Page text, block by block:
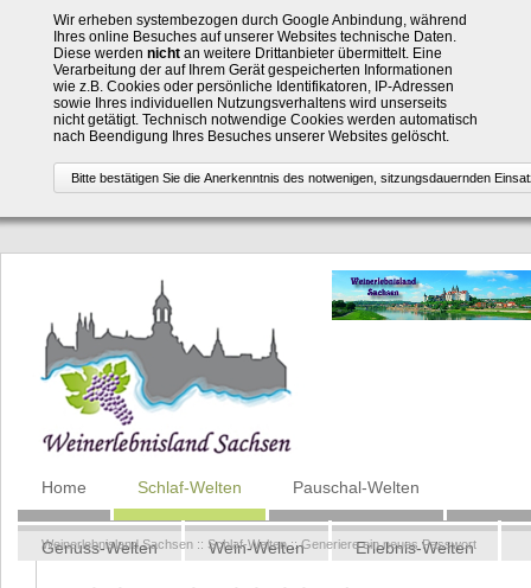
Wir erheben systembezogen durch Google Anbindung, während
Ihres online Besuches auf unserer Websites technische Daten.
Diese werden nichtan weitere Drittanbieter übermittelt. Eine
Verarbeitung der auf Ihrem Gerät gespeicherten Informationen
wie z.B. Cookies oder persönliche Identifikatoren, IP-Adressen
sowie Ihres individuellen Nutzungsverhaltens wird unserseits
nicht getätigt. Technisch notwendige Cookies werden automatisch
nach Beendigung Ihres Besuches unserer Websites gelöscht.
Navigation
überspringen
Home Schlaf-Welten Pauschal-Welten
Genuss-Welten Wein-Welten Erlebnis-Welten
Weinerlebnisland Sachsen :: Schlaf-Welten::Generiere ein neues Passwort